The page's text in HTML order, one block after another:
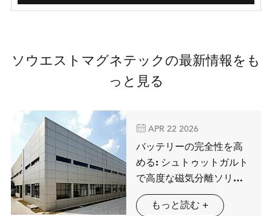
ソウエストマグネテックの最新情報をも
っと見る
 APR 22 2026
バッテリーの完全性を高
める: シュトゥットガルト
で高度な磁気分離ソリュ
ーションを展示するMAG
SPRINGもっと読む +